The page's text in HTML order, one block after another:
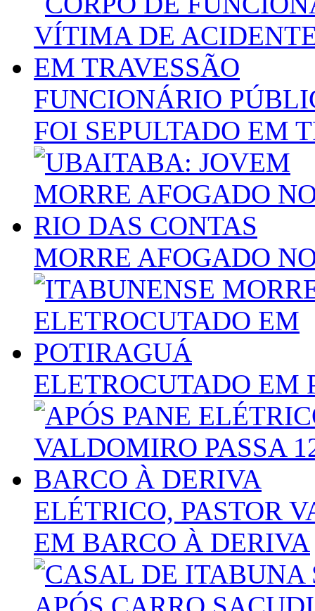
FUNCIONÁRIO
FOI SEPULTADO EM
MORRE AFOGADO
ELETROCUTADO EM
ELÉTRICO, PASTOR
EM BARCO À DERIVA